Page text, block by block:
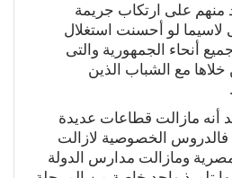
منهم على ارتكاب جريمة
لاسيما لو أحسنت استغلال
أنحاء الجمهورية والتى
مع الشباب الذين
أنه مازالت قطاعات عديدة
فالدروس الخصوصية لازالت
ومازالت مدارس الدولة